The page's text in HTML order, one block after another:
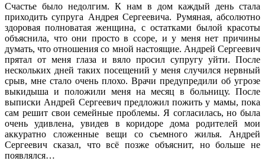
Счастье было недолгим. К нам в дом каждый день стала
приходить супруга Андрея Сергеевича. Румяная, абсолютно
здоровая полноватая женщина, с остатками былой красоты
объяснила, что они просто в ссоре, и у меня нет причины
думать, что отношения со мной настоящие. Андрей Сергеевич
прятал от меня глаза и вяло просил супругу уйти. После
нескольких дней таких посещений у меня случился нервный
срыв, мне стало очень плохо. Врачи предупредили об угрозе
выкидыша и положили меня на месяц в больницу. После
выписки Андрей Сергеевич предложил пожить у мамы, пока
сам решит свои семейные проблемы. Я согласилась, но была
очень удивлена, увидев в коридоре дома родителей мои
аккуратно сложенные вещи со съемного жилья. Андрей
Сергеевич сказал, что всё позже объяснит, но больше не
появлялся…